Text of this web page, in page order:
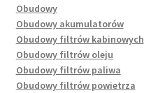
Obudowy
Obudowy akumulatorów
Obudowy filtrów kabinowych
Obudowy filtrów oleju
Obudowy filtrów paliwa
Obudowy filtrów powietrza